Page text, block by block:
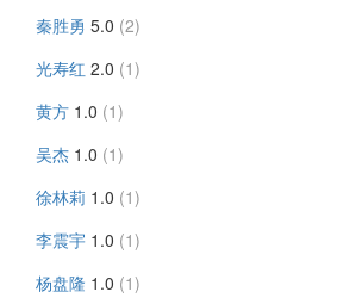
秦胜勇 5.0 (2)
光寿红 2.0 (1)
黄方 1.0 (1)
吴杰 1.0 (1)
徐林莉 1.0 (1)
李震宇 1.0 (1)
杨盘隆 1.0 (1)